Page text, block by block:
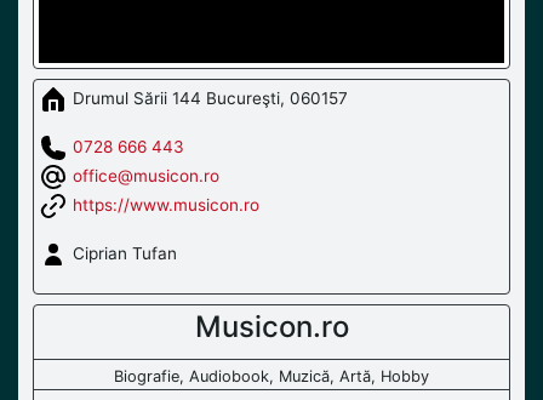
Drumul Sării 144 Bucureşti, 060157
0728 666 443
office@musicon.ro
https://www.musicon.ro
Ciprian Tufan
Musicon.ro
Biografie, Audiobook, Muzică, Artă, Hobby